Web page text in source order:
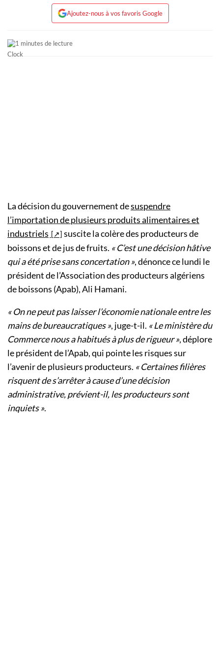
Ajoutez-nous à vos favoris Google
1 minutes de lecture
La décision du gouvernement desuspendre
l’importation de plusieurs produits alimentaires et
industriels
suscite la colère des producteurs de
boissons et de jus de fruits. « C’est une décision hâtive
qui a été prise sans concertation », dénonce ce lundi le
président de l’Association des producteurs algériens
de boissons (Apab), Ali Hamani.
« On ne peut pas laisser l’économie nationale entre les
mains de bureaucratiques », juge-t-il. « Le ministère du
Commerce nous a habitués à plus de rigueur », déplore
le président de l’Apab, qui pointe les risques sur
l’avenir de plusieurs producteurs. « Certaines filières
risquent de s’arrêter à cause d’une décision
administrative, prévient-il, les producteurs sont
inquiets ».